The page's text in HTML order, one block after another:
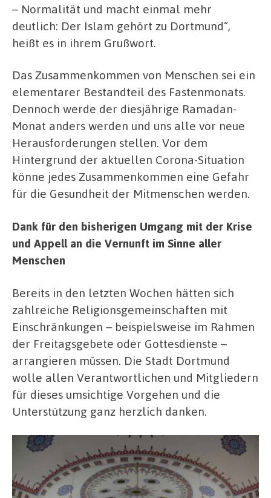
– Normalität und macht einmal mehr
deutlich: Der Islam gehört zu Dortmund“,
heißt es in ihrem Grußwort.
Das Zusammenkommen von Menschen sei ein
elementarer Bestandteil des Fastenmonats.
Dennoch werde der diesjährige Ramadan-
Monat anders werden und uns alle vor neue
Herausforderungen stellen. Vor dem
Hintergrund der aktuellen Corona-Situation
könne jedes Zusammenkommen eine Gefahr
für die Gesundheit der Mitmenschen werden.
Dank für den bisherigen Umgang mit der Krise
und Appell an die Vernunft im Sinne aller
Menschen
Bereits in den letzten Wochen hätten sich
zahlreiche Religionsgemeinschaften mit
Einschränkungen – beispielsweise im Rahmen
der Freitagsgebete oder Gottesdienste –
arrangieren müssen. Die Stadt Dortmund
wolle allen Verantwortlichen und Mitgliedern
für dieses umsichtige Vorgehen und die
Unterstützung ganz herzlich danken.